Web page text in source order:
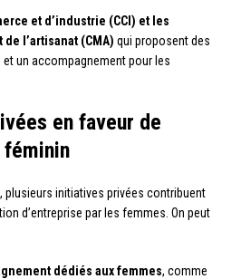
et d’industrie (CCI) et les
l’artisanat (CMA) qui proposent des
un accompagnement pour les
en faveur de
féminin
initiatives privées contribuent
d’entreprise par les femmes. On peut
dédiés aux femmes, comme